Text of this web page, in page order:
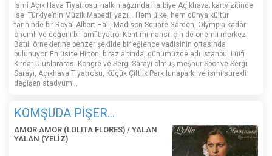
İsmi Açık Hava Tiyatrosu; halkın ağzında Harbiye Açıkhava; kartvizitinde
ise ‘Türkiye’nin Müzik Mabedi’ yazılı. Hem ülke, hem dünya kültür
tarihinde bir Royal Albert Hall, Madison Square Garden, Olympia kadar
önemli ve değerli bir amfitiyatro. Kent mimarisi için de önemli merkez.
Batılı örneklerine benzer şekilde bir eğlence vadisinin ortasında
bulunuyor. En üstte Hilton, biraz altında, günümüzde adı İstanbul Lütfi
Kırdar Uluslararası Kongre ve Sergi Sarayı olmuş meşhur Spor ve Sergi
Sarayı, Açıkhava Tiyatrosu, Küçük Çiftlik Park lunaparkı ve ismi sürekli
değişen stadyum…
KOMŞUDA PİŞER...
AMOR AMOR (LOLITA FLORES) / YALAN
YALAN (YELİZ)